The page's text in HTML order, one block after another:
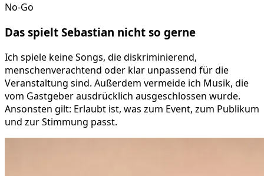
No-Go
Das spielt Sebastian nicht so gerne
Ich spiele keine Songs, die diskriminierend,
menschenverachtend oder klar unpassend für die
Veranstaltung sind. Außerdem vermeide ich Musik, die
vom Gastgeber ausdrücklich ausgeschlossen wurde.
Ansonsten gilt: Erlaubt ist, was zum Event, zum Publikum
und zur Stimmung passt.